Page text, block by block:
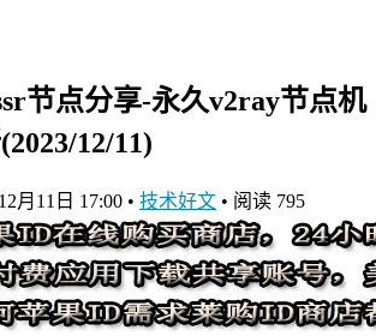
节点分享-永久v2ray节点机
12/11)
月11日 17:00 • 技术好文 • 阅读 795